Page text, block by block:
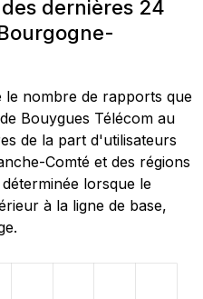
dernières 24
le nombre de rapports que
Bouygues Télécom au
de la part d'utilisateurs
Comté et des régions
lorsque le
à la ligne de base,